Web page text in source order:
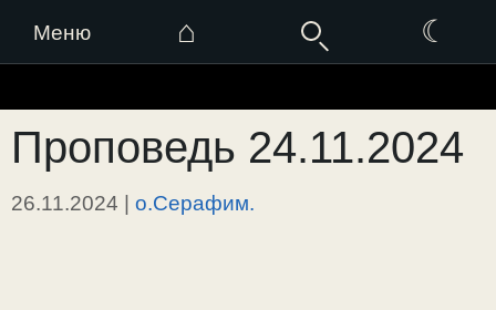
Меню ⌂ ☾
к
содержимому
Проповедь 24.11.2024
26.11.2024 | о.Серафим.